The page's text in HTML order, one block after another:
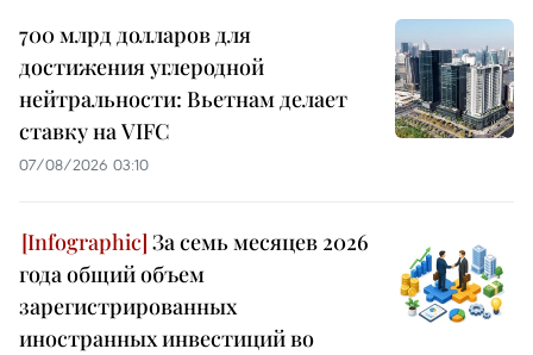
700 млрд долларов для
достижения углеродной
нейтральности: Вьетнам делает
ставку на VIFC
07/08/2026 03:10
За семь месяцев 2026
года общий объем
зарегистрированных
иностранных инвестиций во